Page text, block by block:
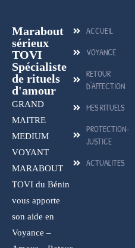
Marabout
sérieux
TOVI
Spécialiste
de rituels
d'amour
GRAND
MAITRE
MEDIUM
VOYANT
MARABOUT
TOVI du Bénin
vous apporte
son aide en
Voyance –
ACCUEIL
VOYANCE
RETOUR
D'AFFECTION
MES RITUELS
PROTECTION-
JUSTICE
ACTUALITES